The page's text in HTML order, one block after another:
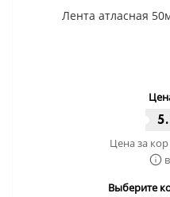
Лента атласная
Цена за
Выберите